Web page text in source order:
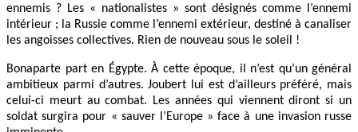
ennemis ? Les « nationalistes » sont désignés comme l’ennemi
intérieur ; la Russie comme l’ennemi extérieur, destiné à canaliser
les angoisses collectives. Rien de nouveau sous le soleil !
Bonaparte part en Égypte. À cette époque, il n’est qu’un général
ambitieux parmi d’autres. Joubert lui est d’ailleurs préféré, mais
celui-ci meurt au combat. Les années qui viennent diront si un
soldat surgira pour « sauver l’Europe » face à une invasion russe